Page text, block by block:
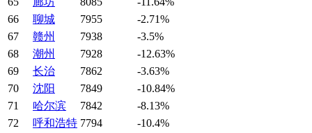
66
聊城 7955
-2.71%
67
赣州 7938
-3.5%
68
潮州 7928
-12.63%
69
长治 7862
-3.63%
70
沈阳 7849
-10.84%
71
哈尔滨 7842
-8.13%
72
呼和浩特 7794
-10.4%